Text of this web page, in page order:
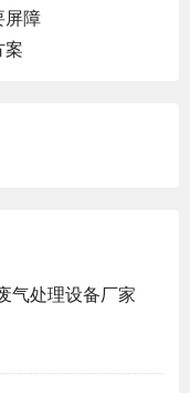
屏障
案
气处理设备厂家